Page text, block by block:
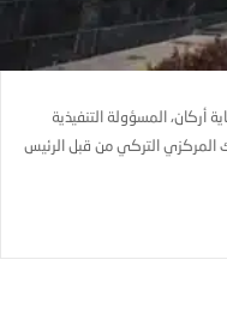
أركان، المسؤولة التنفيذية
المركزي التركي من قبل الرئيس